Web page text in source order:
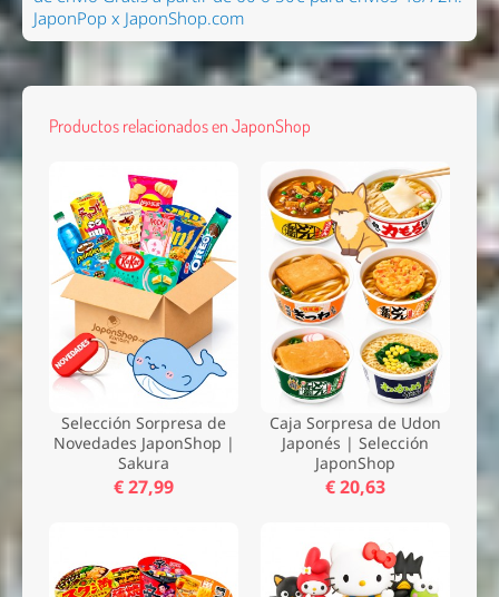
JaponPop x JaponShop.com
Productos relacionados en JaponShop
Selección Sorpresa de
Novedades JaponShop |
Sakura
€ 27,99
Caja Sorpresa de Udon
Japonés | Selección
JaponShop
€ 20,63